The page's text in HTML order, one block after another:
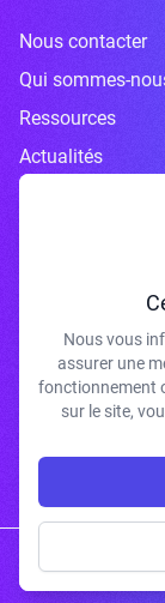
Nous contacter
Qui sommes-
Ressources
Actualités
J'accepte de
votre
Copyright
Nous vous
assurer une
fonctionnement
sur le site,